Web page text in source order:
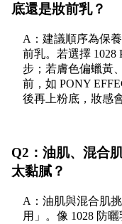
底還是妝前乳？
A：建議順序為保
前乳。若選擇 1028
步；若膚色偏蠟黃
前，如 PONY
後再上粉底，妝感
Q2：油肌、混合
太黏膩？
A：油肌與混合肌
用」。像 1028 防